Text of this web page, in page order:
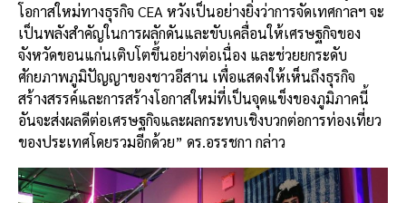
โอกาสใหม่ทางธุรกิจ CEA หวังเป็นอย่างยิ่งว่าการจัดเทศกาลฯ จะ
เป็นพลังสำคัญในการผลักดันและขับเคลื่อนให้เศรษฐกิจของ
จังหวัดขอนแก่นเติบโตขึ้นอย่างต่อเนื่อง และช่วยยกระดับ
ศักยภาพภูมิปัญญาของชาวอีสาน เพื่อแสดงให้เห็นถึงธุรกิจ
สร้างสรรค์และการสร้างโอกาสใหม่ที่เป็นจุดแข็งของภูมิภาคนี้
อันจะส่งผลดีต่อเศรษฐกิจและผลกระทบเชิงบวกต่อการท่องเที่ยว
ของประเทศโดยรวมอีกด้วย” ดร.อรรชกา กล่าว